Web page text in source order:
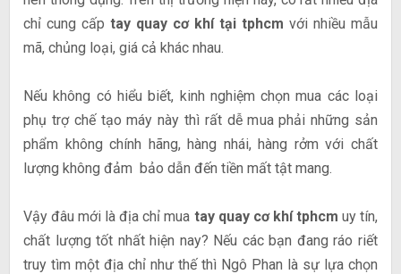
chỉ cung cấp tay quay cơ khí tại tphcm với nhiều mẫu
mã, chủng loại, giá cả khác nhau.
Nếu không có hiểu biết, kinh nghiệm chọn mua các loại
phụ trợ chế tạo máy này thì rất dễ mua phải những sản
phẩm không chính hãng, hàng nhái, hàng rởm với chất
lượng không đảm bảo dẫn đến tiền mất tật mang.
Vậy đâu mới là địa chỉ mua tay quay cơ khí tphcm uy tín,
chất lượng tốt nhất hiện nay? Nếu các bạn đang ráo riết
truy tìm một địa chỉ như thế thì Ngô Phan là sự lựa chọn